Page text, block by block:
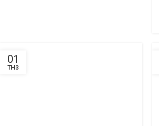
01
TH3